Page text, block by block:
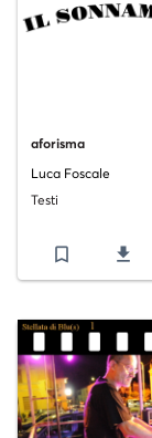
aforisma
Luca Foscale
Testi
bookmark_border file_download